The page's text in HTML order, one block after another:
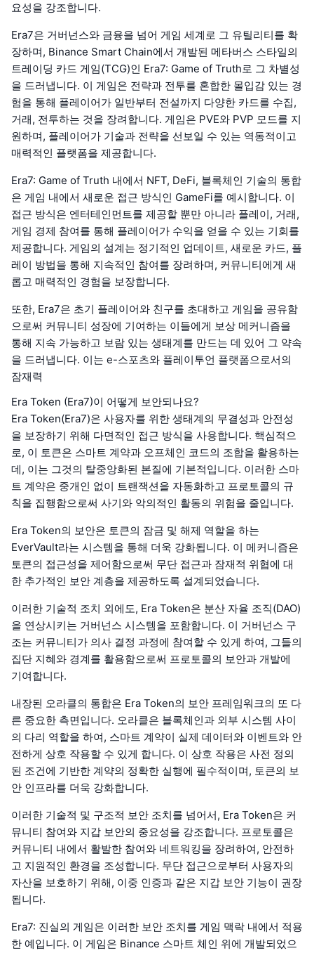
요성을 강조합니다.
Era7은 거버넌스와 금융을 넘어 게임 세계로 그 유틸리티를 확
장하며, Binance Smart Chain에서 개발된 메타버스 스타일의
트레이딩 카드 게임(TCG)인 Era7: Game of Truth로 그 차별성
을 드러냅니다. 이 게임은 전략과 전투를 혼합한 몰입감 있는 경
험을 통해 플레이어가 일반부터 전설까지 다양한 카드를 수집,
거래, 전투하는 것을 장려합니다. 게임은 PVE와 PVP 모드를 지
원하며, 플레이어가 기술과 전략을 선보일 수 있는 역동적이고
매력적인 플랫폼을 제공합니다.
Era7: Game of Truth 내에서 NFT, DeFi, 블록체인 기술의 통합
은 게임 내에서 새로운 접근 방식인 GameFi를 예시합니다. 이
접근 방식은 엔터테인먼트를 제공할 뿐만 아니라 플레이, 거래,
게임 경제 참여를 통해 플레이어가 수익을 얻을 수 있는 기회를
제공합니다. 게임의 설계는 정기적인 업데이트, 새로운 카드, 플
레이 방법을 통해 지속적인 참여를 장려하며, 커뮤니티에게 새
롭고 매력적인 경험을 보장합니다.
또한, Era7은 초기 플레이어와 친구를 초대하고 게임을 공유함
으로써 커뮤니티 성장에 기여하는 이들에게 보상 메커니즘을
통해 지속 가능하고 보람 있는 생태계를 만드는 데 있어 그 약속
을 드러냅니다. 이는 e-스포츠와 플레이투언 플랫폼으로서의
잠재력
Era Token (Era7)이 어떻게 보안되나요?
Era Token(Era7)은 사용자를 위한 생태계의 무결성과 안전성
을 보장하기 위해 다면적인 접근 방식을 사용합니다. 핵심적으
로, 이 토큰은 스마트 계약과 오프체인 코드의 조합을 활용하는
데, 이는 그것의 탈중앙화된 본질에 기본적입니다. 이러한 스마
트 계약은 중개인 없이 트랜잭션을 자동화하고 프로토콜의 규
칙을 집행함으로써 사기와 악의적인 활동의 위험을 줄입니다.
Era Token의 보안은 토큰의 잠금 및 해제 역할을 하는
EverVault라는 시스템을 통해 더욱 강화됩니다. 이 메커니즘은
토큰의 접근성을 제어함으로써 무단 접근과 잠재적 위협에 대
한 추가적인 보안 계층을 제공하도록 설계되었습니다.
이러한 기술적 조치 외에도, Era Token은 분산 자율 조직(DAO)
을 연상시키는 거버넌스 시스템을 포함합니다. 이 거버넌스 구
조는 커뮤니티가 의사 결정 과정에 참여할 수 있게 하여, 그들의
집단 지혜와 경계를 활용함으로써 프로토콜의 보안과 개발에
기여합니다.
내장된 오라클의 통합은 Era Token의 보안 프레임워크의 또 다
른 중요한 측면입니다. 오라클은 블록체인과 외부 시스템 사이
의 다리 역할을 하여, 스마트 계약이 실제 데이터와 이벤트와 안
전하게 상호 작용할 수 있게 합니다. 이 상호 작용은 사전 정의
된 조건에 기반한 계약의 정확한 실행에 필수적이며, 토큰의 보
안 인프라를 더욱 강화합니다.
이러한 기술적 및 구조적 보안 조치를 넘어서, Era Token은 커
뮤니티 참여와 지갑 보안의 중요성을 강조합니다. 프로토콜은
커뮤니티 내에서 활발한 참여와 네트워킹을 장려하여, 안전하
고 지원적인 환경을 조성합니다. 무단 접근으로부터 사용자의
자산을 보호하기 위해, 이중 인증과 같은 지갑 보안 기능이 권장
됩니다.
Era7: 진실의 게임은 이러한 보안 조치를 게임 맥락 내에서 적용
한 예입니다. 이 게임은 Binance 스마트 체인 위에 개발되었으